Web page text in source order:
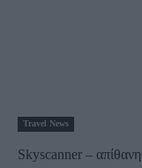
Travel News
Skyscanner –